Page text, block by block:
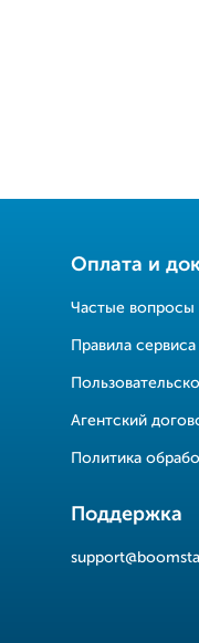
Оплата и
Частые вопросы
Правила сервиса
Агентский
Политика
Поддержка